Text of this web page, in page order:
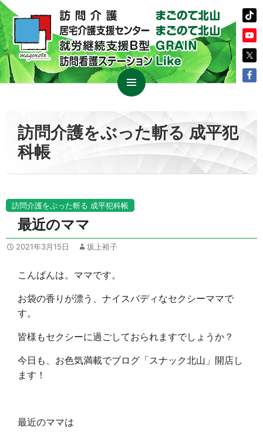
メニュ
ー
ス
ッ
訪問介護をぶった斬る 成平犯
科帳
訪問介護をぶった斬る 成平犯科帳
最近のママ
2021年3月15日 坂上裕子
こんばんは。ママです。
お袋の香りが漂う、ナイスバディなセクシーママで
す。
皆様もセクシーに過ごしておられますでしょうか？
今日も、お色気満載でブログ「スナック北山」開店し
ます！
最近のママは